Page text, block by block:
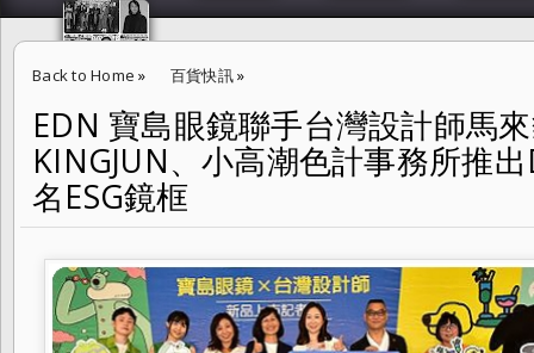
Back to Home » 百貨快訊»
EDN 寶島眼鏡聯手台灣設計師馬來貘、包大山、KINGJUN、小高潮色
聯名ESG鏡框
EDN 寶島眼鏡聯手台灣設計師馬
KINGJUN、小高潮色計事務所推
名ESG鏡框